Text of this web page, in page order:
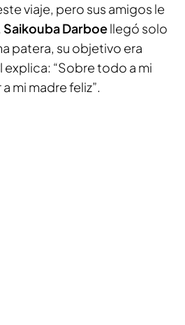
viaje, pero sus amigos le
Saikouba Darboellegó solo
patera, su objetivo era
explica: “Sobre todo a mi
mi madre feliz”.